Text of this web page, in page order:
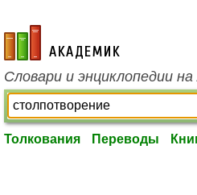
academic.ru
Словари и энциклопедии
Толкования Переводы